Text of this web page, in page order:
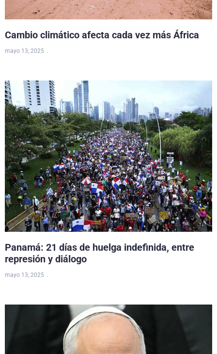
Cambio climático afecta cada vez más África
mayo 13, 2025
Panamá: 21 días de huelga indefinida, entre
represión y diálogo
mayo 13, 2025